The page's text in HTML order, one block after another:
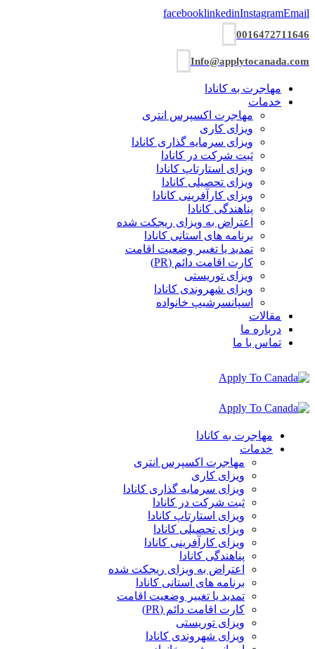
facebooklinkedinInstagramEmail
0016472711646
Info@applytocanada.com
مهاجرت به کانادا
خدمات
مهاجرت اکسپرس انتری
ویزای کاری
ویزای سرمایه گذاری کانادا
ثبت شرکت در کانادا
ویزای استارتاپ کانادا
ویزای تحصیلی کانادا
ویزای کارآفرینی کانادا
پناهندگی کانادا
اعتراض به ویزای ریجکت شده
برنامه های استانی کانادا
تمدید یا تغییر وضعیت اقامت
کارت اقامت دائم (PR)
ویزای توریستی
ویزای شھروندی کانادا
اسپانسرشیپ خانواده
مقالات
درباره ما
تماس با ما
مهاجرت به کانادا
خدمات
مهاجرت اکسپرس انتری
ویزای کاری
ویزای سرمایه گذاری کانادا
ثبت شرکت در کانادا
ویزای استارتاپ کانادا
ویزای تحصیلی کانادا
ویزای کارآفرینی کانادا
پناهندگی کانادا
اعتراض به ویزای ریجکت شده
برنامه های استانی کانادا
تمدید یا تغییر وضعیت اقامت
کارت اقامت دائم (PR)
ویزای توریستی
ویزای شھروندی کانادا